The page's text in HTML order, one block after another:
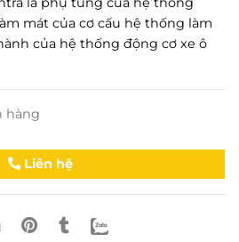
mát của cơ cấu hệ thống làm
của hệ thống động cơ xe ô
hàng
Liên hệ